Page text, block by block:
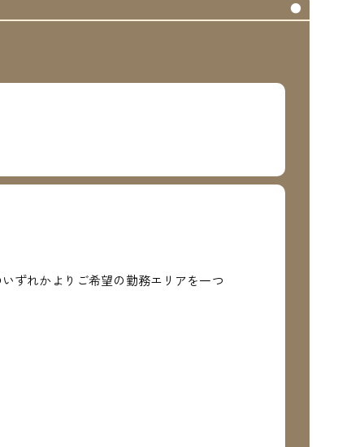
ずれかよりご希望の勤務エリアを一つ